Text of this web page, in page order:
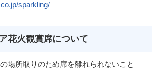
sparkling/
花火観賞席について
場所取りのため席を離れられないこと